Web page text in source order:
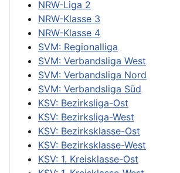
NRW-Liga 2
NRW-Klasse 3
NRW-Klasse 4
SVM: Regionalliga
SVM: Verbandsliga West
SVM: Verbandsliga Nord
SVM: Verbandsliga Süd
KSV: Bezirksliga-Ost
KSV: Bezirksliga-West
KSV: Bezirksklasse-Ost
KSV: Bezirksklasse-West
KSV: 1. Kreisklasse-Ost